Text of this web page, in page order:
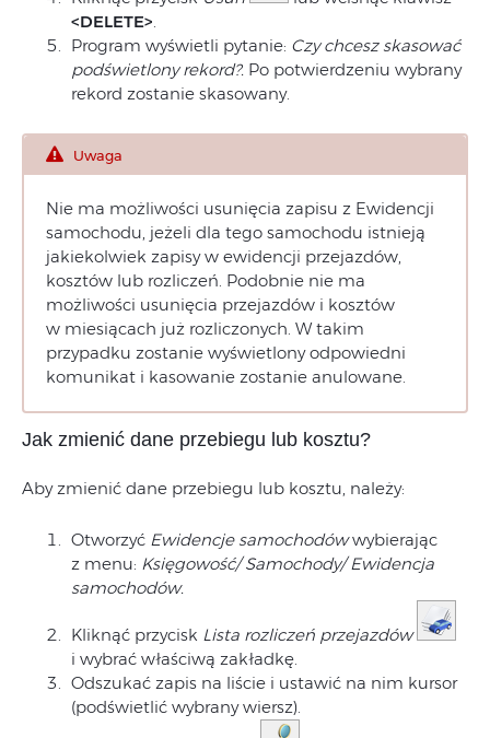
<DELETE>.
Program wyświetli pytanie: Czy chcesz skasować
podświetlony rekord?. Po potwierdzeniu wybrany
rekord zostanie skasowany.
Uwaga
Nie ma możliwości usunięcia zapisu z Ewidencji
samochodu, jeżeli dla tego samochodu istnieją
jakiekolwiek zapisy w ewidencji przejazdów,
kosztów lub rozliczeń. Podobnie nie ma
możliwości usunięcia przejazdów i kosztów
w miesiącach już rozliczonych. W takim
przypadku zostanie wyświetlony odpowiedni
komunikat i kasowanie zostanie anulowane.
Jak zmienić dane przebiegu lub kosztu?
Aby zmienić dane przebiegu lub kosztu, należy:
Otworzyć Ewidencje samochodówwybierając
z menu: Księgowość/ Samochody/ Ewidencja
samochodów.
Kliknąć przycisk Lista rozliczeń przejazdów
i wybrać właściwą zakładkę.
Odszukać zapis na liście i ustawić na nim kursor
(podświetlić wybrany wiersz).